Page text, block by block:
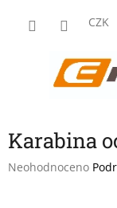
CZK
Karabina
Průměrné
Neohodnoceno